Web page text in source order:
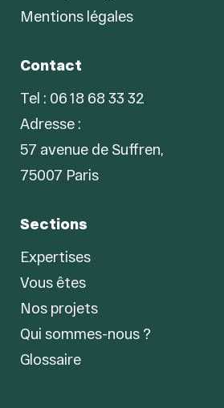
Mentions légales
Contact
Tel : 06 18 68 33 32
Adresse :
57 avenue de Suffren,
75007 Paris
Sections
Expertises
Vous êtes
Nos projets
Qui sommes-nous ?
Glossaire